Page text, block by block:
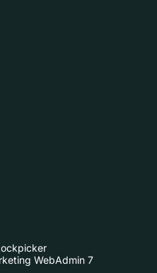
WebAdmin 7